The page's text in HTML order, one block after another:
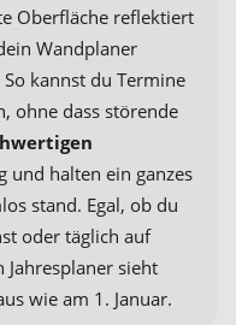
Oberfläche reflektiert
Wandplaner
kannst du Termine
ohne dass störende
und halten ein ganzes
stand. Egal, ob du
oder täglich auf
sieht
wie am 1. Januar.